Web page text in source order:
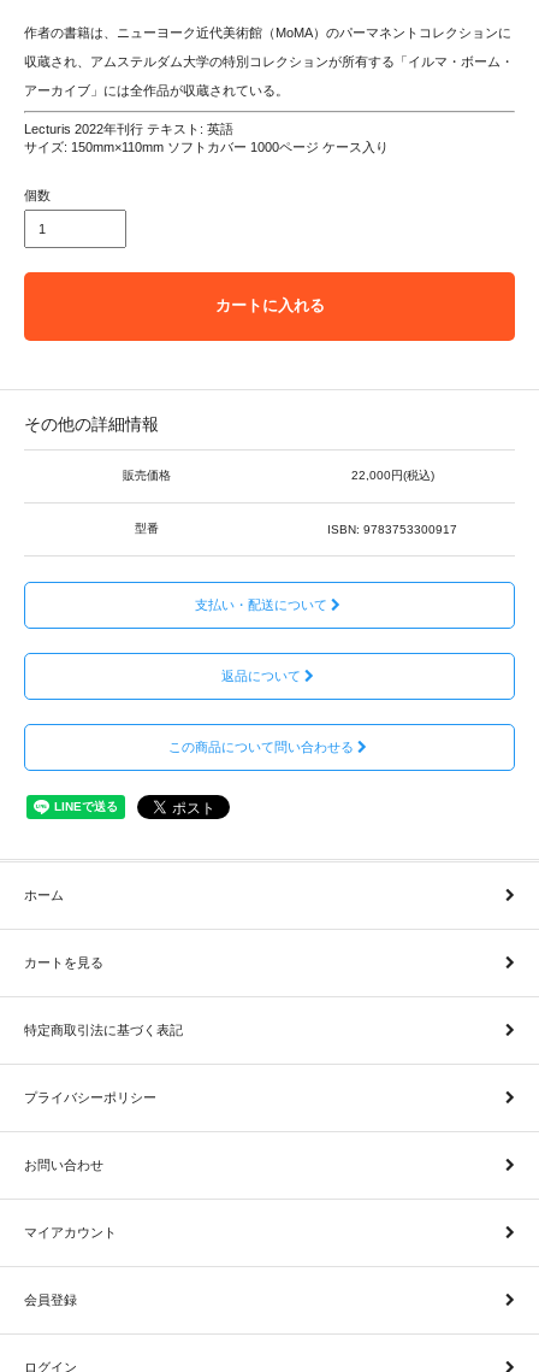
作者の書籍は、ニューヨーク近代美術館（MoMA）のパーマネントコレクションに
収蔵され、アムステルダム大学の特別コレクションが所有する「イルマ・ボーム・
アーカイブ」には全作品が収蔵されている。
Lecturis 2022年刊行 テキスト: 英語
サイズ: 150mm×110mm ソフトカバー 1000ページ ケース入り
個数
カートに入れる
その他の詳細情報
販売価格 22,000円(税込)
型番 ISBN: 9783753300917
支払い・配送について
返品について
この商品について問い合わせる
ホーム
カートを見る
特定商取引法に基づく表記
プライバシーポリシー
お問い合わせ
マイアカウント
会員登録
ログイン